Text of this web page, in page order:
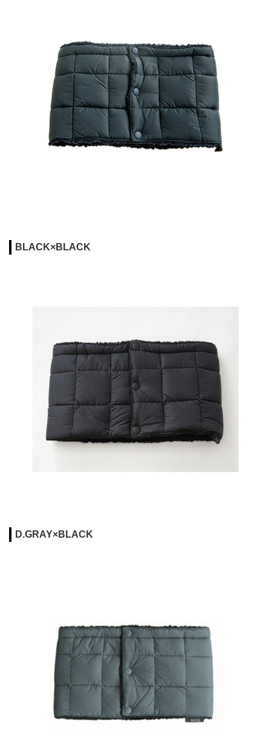
BLACK×BLACK
D.GRAY×BLACK